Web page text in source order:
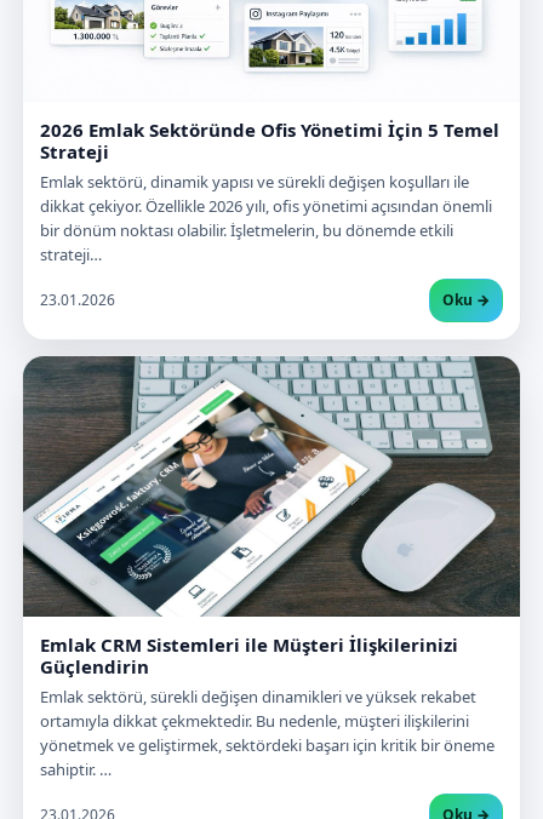
2026 Emlak Sektöründe Ofis Yönetimi İçin 5 Temel
Strateji
Emlak sektörü, dinamik yapısı ve sürekli değişen koşulları ile
dikkat çekiyor. Özellikle 2026 yılı, ofis yönetimi açısından önemli
bir dönüm noktası olabilir. İşletmelerin, bu dönemde etkili
strateji…
23.01.2026 Oku →
Emlak CRM Sistemleri ile Müşteri İlişkilerinizi
Güçlendirin
Emlak sektörü, sürekli değişen dinamikleri ve yüksek rekabet
ortamıyla dikkat çekmektedir. Bu nedenle, müşteri ilişkilerini
yönetmek ve geliştirmek, sektördeki başarı için kritik bir öneme
sahiptir. …
23.01.2026 Oku →